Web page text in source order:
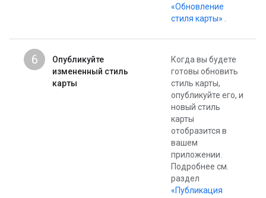
«Обновление
стиля карты»
6
Опубликуйте
измененный стиль
карты
Когда вы будете
готовы обновить
стиль карты,
опубликуйте его, и
новый стиль
карты
отобразится в
вашем
приложении.
Подробнее см.
раздел
«Публикация